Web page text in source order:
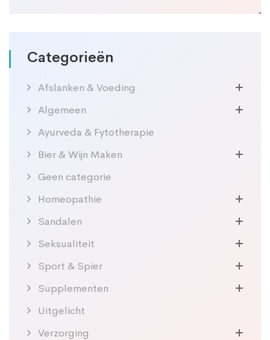
Categorieën
Afslanken & Voeding
Algemeen
Ayurveda & Fytotherapie
Bier & Wijn Maken
Geen categorie
Homeopathie
Sandalen
Seksualiteit
Sport & Spier
Supplementen
Uitgelicht
Verzorging